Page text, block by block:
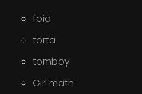
foid
torta
tomboy
Girl math